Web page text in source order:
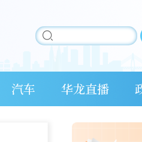
汽车 华龙直播